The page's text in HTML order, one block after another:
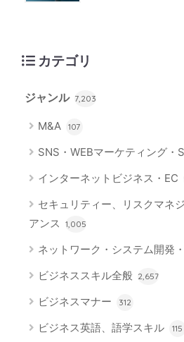
カテゴリ
ジャンル 7,203
M&A 107
SNS・WEBマーケティング・
インターネットビジネス・EC
セキュリティー、リスクマネ
アンス 1,005
ネットワーク・システム開発
ビジネススキル全般 2,657
ビジネスマナー 312
ビジネス英語、語学スキル 115